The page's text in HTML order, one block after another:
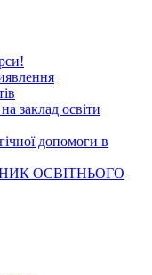
заклад освіти
допомоги в
ОСВІТНЬОГО